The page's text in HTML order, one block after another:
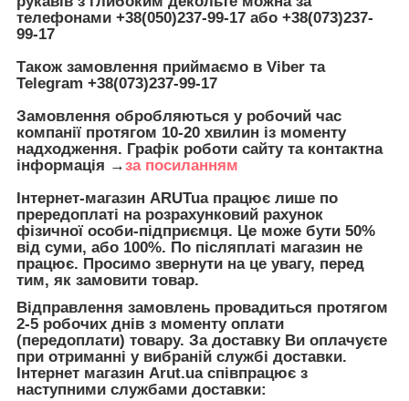
телефонами +38(050)237-99-17 або +38(073)237-
99-17
Також замовлення приймаємо в Viber та
Telegram +38(073)237-99-17
Замовлення обробляються у робочий час
компанії протягом 10-20 хвилин із моменту
надходження. Графік роботи сайту та контактна
інформація →за посиланням
Інтернет-магазин ARUTua працює лише по
прередоплаті на розрахунковий рахунок
фізичної особи-підприємця. Це може бути 50%
від суми, або 100%. По післяплаті магазин не
працює. Просимо звернути на це увагу, перед
тим, як замовити товар.
Відправлення замовлень провадиться протягом
2-5 робочих днів з моменту оплати
(передоплати) товару. За доставку Ви оплачуєте
при отриманні у вибраній службі доставки.
Інтернет магазин Arut.ua співпрацює з
наступними службами доставки: